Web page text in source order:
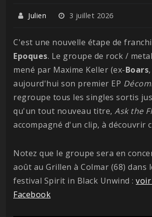
Julien 3 juillet 2026
C'est une nouvelle étape de
Epoques. Le groupe de rock /
mené par Maxime Keller (ex-Boars,
aujourd'hui son premier EP
regroupe tous les singles sortis
qu'un tout nouveau titre, Ask the
accompagné d'un clip, à découvrir
Notez que le groupe sera en
août au Grillen à Colmar (68) dans
festival Spirit in Black Unwind : voir
Facebook